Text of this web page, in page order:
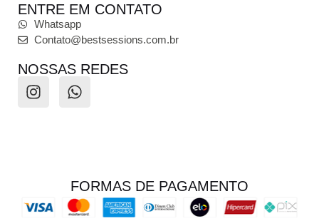
ENTRE EM CONTATO
Whatsapp
Contato@bestsessions.com.br
NOSSAS REDES
FORMAS DE PAGAMENTO